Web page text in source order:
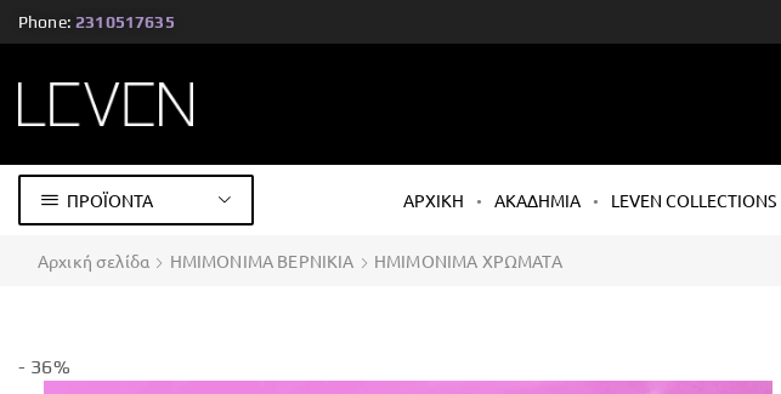
Phone: 2310517635
ΠΡΟΪΟΝΤΑ ΑΡΧΙΚΗ ΑΚΑΔΗΜΙΑ LEVEN COLLECTIONS
Αρχική σελίδα ΗΜΙΜΟΝΙΜΑ ΒΕΡΝΙΚΙΑ ΗΜΙΜΟΝΙΜΑ ΧΡΩΜΑΤΑ
- 36%